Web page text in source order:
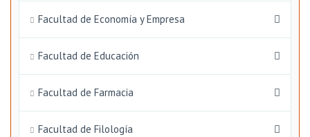
Facultad de Economía y Empresa
Facultad de Educación
Facultad de Farmacia
Facultad de Filología